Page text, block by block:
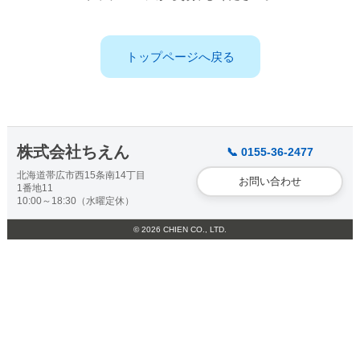
トップページへ戻る
株式会社ちえん
北海道帯広市西15条南14丁目
1番地11
10:00～18:30（水曜定休）
📞 0155-36-2477
お問い合わせ
© 2026 CHIEN CO., LTD.